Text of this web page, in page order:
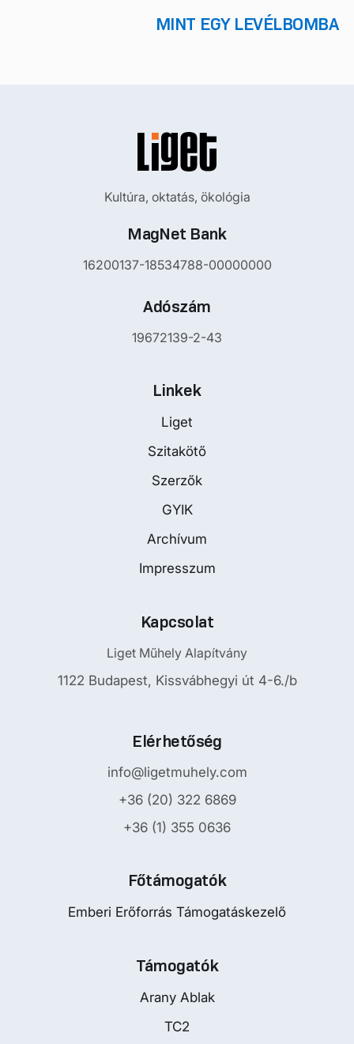
MINT EGY LEVÉLBOMBA
Kultúra, oktatás, ökológia
MagNet Bank
16200137-18534788-00000000
Adószám
19672139-2-43
Linkek
Liget
Szitakötő
Szerzők
GYIK
Archívum
Impresszum
Kapcsolat
Liget Műhely Alapítvány
1122 Budapest, Kissvábhegyi út 4-6./b
Elérhetőség
info@ligetmuhely.com
+36 (20) 322 6869
+36 (1) 355 0636
Főtámogatók
Emberi Erőforrás Támogatáskezelő
Támogatók
Arany Ablak
TC2